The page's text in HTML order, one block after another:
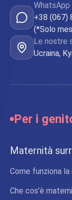
WhatsApp
+38 (067)
(*Solo
Le nostre
Ucraina,
Per i
Maternità
Come funziona
Che cos’è